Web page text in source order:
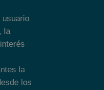
usuario
la
la
los